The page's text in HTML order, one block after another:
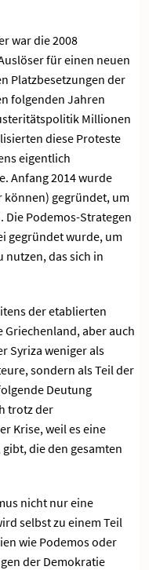
war die 2008
für einen neuen
Platzbesetzungen der
folgenden Jahren
Millionen
diese Proteste
eigentlich
Anfang 2014 wurde
können) gegründet, um
Podemos-Strategen
gegründet wurde, um
nutzen, das sich in
der etablierten
Griechenland, aber auch
Syriza weniger als
sondern als Teil der
Deutung
trotz der
Krise, weil es eine
die den gesamten
nicht nur eine
selbst zu einem Teil
wie Podemos oder
der Demokratie